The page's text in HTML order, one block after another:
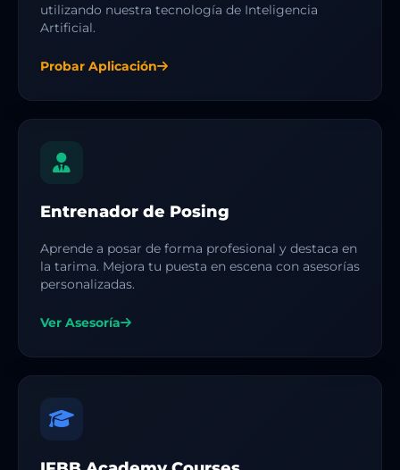
utilizando nuestra tecnología de Inteligencia
Artificial.
Probar Aplicación
Entrenador de Posing
Aprende a posar de forma profesional y destaca en
la tarima. Mejora tu puesta en escena con asesorías
personalizadas.
Ver Asesoría